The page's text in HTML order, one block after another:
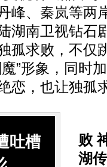
峰、 秦岚等两
湖南卫视钻石
孤求败，不仅
”形象，同时
恋，也让独孤
吐槽
败
湖